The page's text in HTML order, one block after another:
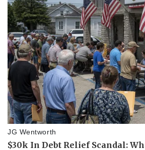
Thể thao
Bóng đá
Ô tô